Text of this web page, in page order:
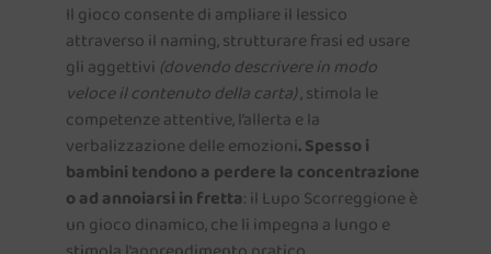
Il gioco consente di ampliare il lessico
attraverso il naming, strutturare frasi ed usare
gli aggettivi (dovendo descrivere in modo
veloce il contenuto della carta), stimola le
competenze attentive, l’allerta e la
verbalizzazione delle emozioni. Spesso i
bambini tendono a perdere la concentrazione
o ad annoiarsi in fretta: il Lupo Scorreggione è
un gioco dinamico, che li impegna a lungo e